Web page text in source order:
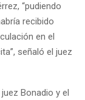
“pudiendo
recibido
en el
señaló el juez
Bonadio y el